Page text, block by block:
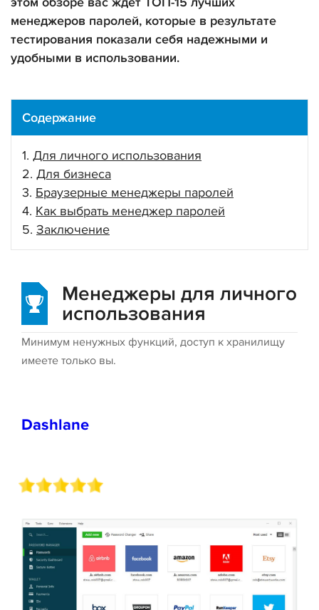
менеджеров паролей, которые в результате
тестирования показали себя надежными и
удобными в использовании.
Содержание
Для личного использования
Для бизнеса
Браузерные менеджеры паролей
Как выбрать менеджер паролей
Заключение
Менеджеры для личного
использования
Минимум ненужных функций, доступ к хранилищу
имеете только вы.
Dashlane